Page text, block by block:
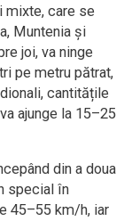
mixte, care se
Muntenia și
joi, va ninge
pe metru pătrat,
cantitățile
ajunge la 15–25
din a doua
special în
45–55 km/h, iar